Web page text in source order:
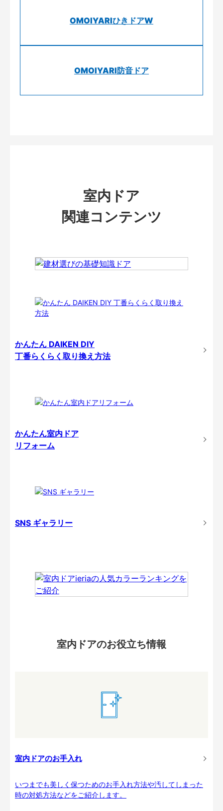
OMOIYARIひきドアW
OMOIYARI防音ドア
室内ドア
関連コンテンツ
かんたん DAIKEN DIY
丁番らくらく取り換え方法
かんたん室内ドア
リフォーム
SNS ギャラリー
室内ドアのお役立ち情報
室内ドアのお手入れ
いつまでも美しく保つためのお手入れ方法や汚してしまった
時の対処方法などをご紹介します。